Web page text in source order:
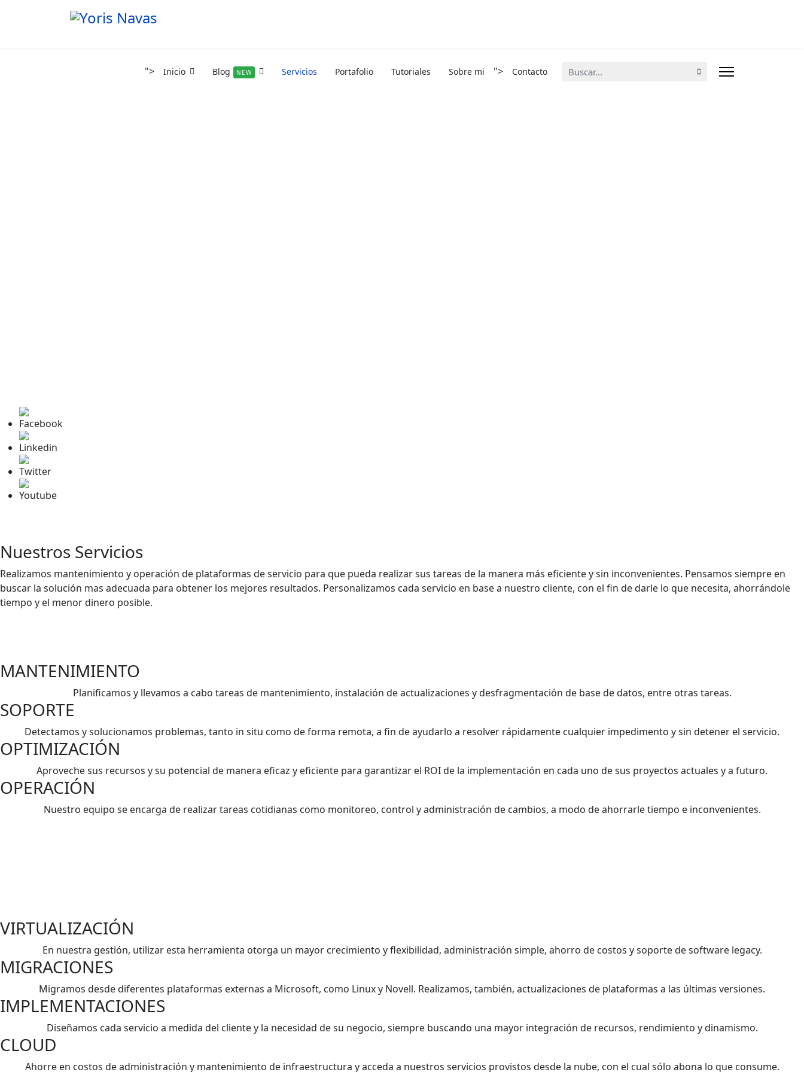
"> Inicio Blog NEW Servicios Portafolio Tutoriales Sobre mi "> Contacto Buscar...
Facebook
Linkedin
Twitter
Youtube
Nuestros Servicios
Realizamos mantenimiento y operación de plataformas de servicio para que pueda realizar sus tareas de la manera más eficiente y sin inconvenientes. Pensamos siempre en
buscar la solución mas adecuada para obtener los mejores resultados. Personalizamos cada servicio en base a nuestro cliente, con el fin de darle lo que necesita, ahorrándole
tiempo y el menor dinero posible.
MANTENIMIENTO
Planificamos y llevamos a cabo tareas de mantenimiento, instalación de actualizaciones y desfragmentación de base de datos, entre otras tareas.
SOPORTE
Detectamos y solucionamos problemas, tanto in situ como de forma remota, a fin de ayudarlo a resolver rápidamente cualquier impedimento y sin detener el servicio.
OPTIMIZACIÓN
Aproveche sus recursos y su potencial de manera eficaz y eficiente para garantizar el ROI de la implementación en cada uno de sus proyectos actuales y a futuro.
OPERACIÓN
Nuestro equipo se encarga de realizar tareas cotidianas como monitoreo, control y administración de cambios, a modo de ahorrarle tiempo e inconvenientes.
VIRTUALIZACIÓN
En nuestra gestión, utilizar esta herramienta otorga un mayor crecimiento y flexibilidad, administración simple, ahorro de costos y soporte de software legacy.
MIGRACIONES
Migramos desde diferentes plataformas externas a Microsoft, como Linux y Novell. Realizamos, también, actualizaciones de plataformas a las últimas versiones.
IMPLEMENTACIONES
Diseñamos cada servicio a medida del cliente y la necesidad de su negocio, siempre buscando una mayor integración de recursos, rendimiento y dinamismo.
CLOUD
Ahorre en costos de administración y mantenimiento de infraestructura y acceda a nuestros servicios provistos desde la nube, con el cual sólo abona lo que consume.